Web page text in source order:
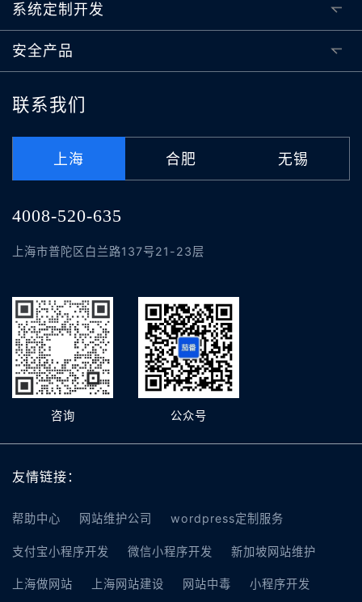
系统定制开发
安全产品
联系我们
上海 合肥 无锡
4008-520-635
上海市普陀区白兰路137号21-23层
咨询 公众号
友情链接：
帮助中心 网站维护公司 wordpress定制服务
支付宝小程序开发 微信小程序开发 新加坡网站维护
上海做网站 上海网站建设 网站中毒 小程序开发